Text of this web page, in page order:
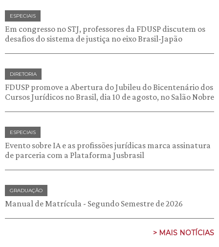
ESPECIAIS
Em congresso no STJ, professores da FDUSP discutem os
desafios do sistema de justiça no eixo Brasil-Japão
DIRETORIA
FDUSP promove a Abertura do Jubileu do Bicentenário dos
Cursos Jurídicos no Brasil, dia 10 de agosto, no Salão Nobre
ESPECIAIS
Evento sobre IA e as profissões jurídicas marca assinatura
de parceria com a Plataforma Jusbrasil
GRADUAÇÃO
Manual de Matrícula - Segundo Semestre de 2026
> MAIS NOTÍCIAS